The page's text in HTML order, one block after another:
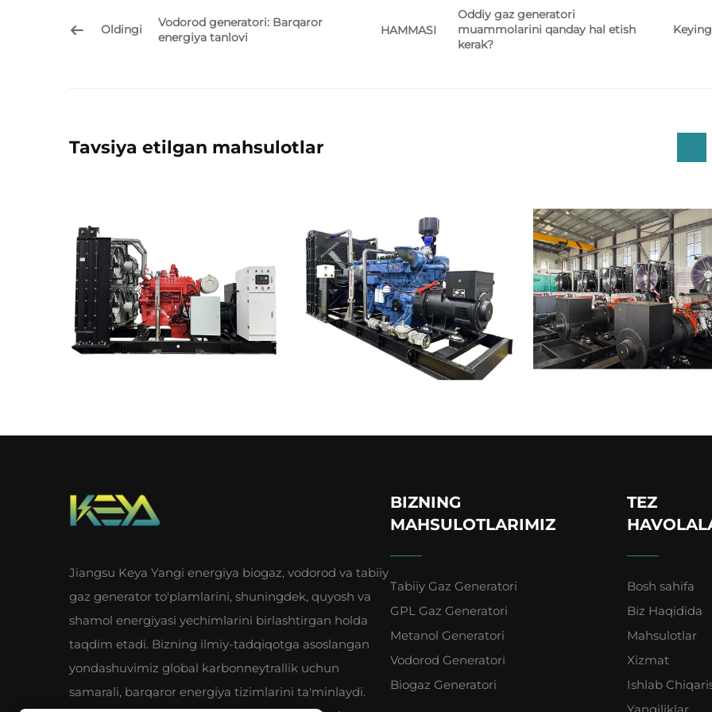
Oldingi
Vodorod generatori: Barqaror
energiya tanlovi
HAMMASI
Oddiy gaz generatori
muammolarini qanday hal etish
kerak?
Tavsiya etilgan mahsulotlar
Jiangsu Keya Yangi energiya biogaz, vodorod va tabiiy
gaz generator to'plamlarini, shuningdek, quyosh va
shamol energiyasi yechimlarini birlashtirgan holda
taqdim etadi. Bizning ilmiy-tadqiqotga asoslangan
yondashuvimiz global karbonneytrallik uchun
samarali, barqaror energiya tizimlarini ta'minlaydi.
BIZNING
MAHSULOTLARIMIZ
Tabiiy Gaz Generatori
GPL Gaz Generatori
Metanol Generatori
Vodorod Generatori
Biogaz Generatori
TEZ
Bosh sahifa
Biz Haqidida
Mahsulotlar
Xizmat
Ishlab